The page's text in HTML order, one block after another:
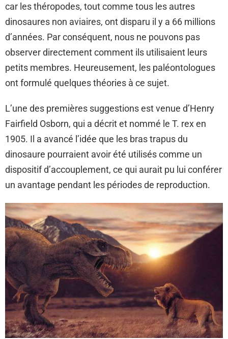
car les théropodes, tout comme tous les autres
dinosaures non aviaires, ont disparu il y a 66 millions
d’années. Par conséquent, nous ne pouvons pas
observer directement comment ils utilisaient leurs
petits membres. Heureusement, les paléontologues
ont formulé quelques théories à ce sujet.
L’une des premières suggestions est venue d’Henry
Fairfield Osborn, qui a décrit et nommé le T. rex en
1905. Il a avancé l’idée que les bras trapus du
dinosaure pourraient avoir été utilisés comme un
dispositif d’accouplement, ce qui aurait pu lui conférer
un avantage pendant les périodes de reproduction.